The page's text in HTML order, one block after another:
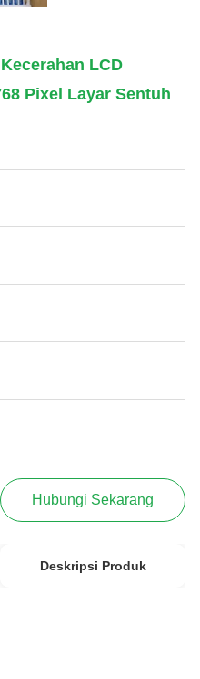
LCD
Pixel Layar Sentuh
Hubungi Sekarang
Deskripsi Produk